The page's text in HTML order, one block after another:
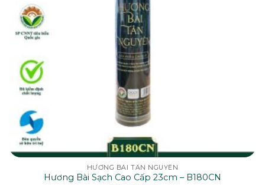
HƯƠNG BÀI TÂN NGUYÊN
Hương Bài Sạch Cao Cấp 23cm – B180CN